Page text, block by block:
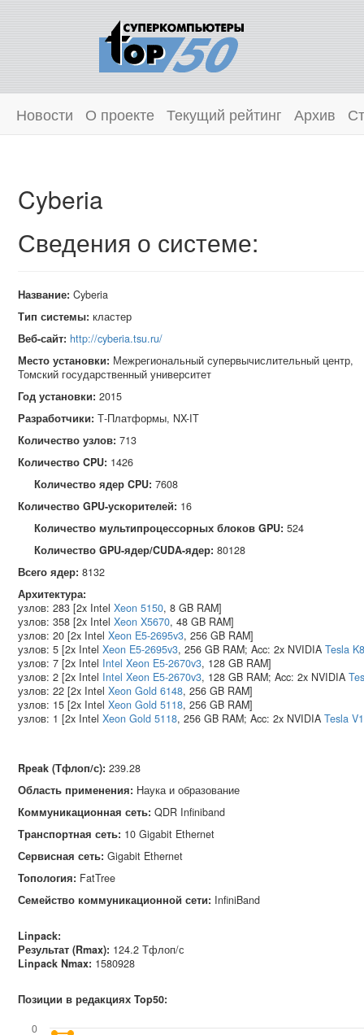
Новости О проекте Текущий рейтинг Архив
Cyberia
Сведения о системе:
Название: Cyberia
Тип системы: кластер
Веб-сайт: http://cyberia.tsu.ru/
Место установки: Межрегиональный супервычислительный центр,
Томский государственный университет
Год установки: 2015
Разработчики: Т‑Платформы, NX-IT
Количество узлов: 713
Количество CPU: 1426
Количество ядер CPU: 7608
Количество GPU-ускорителей: 16
Количество мультипроцессорных блоков GPU: 524
Количество GPU-ядер/CUDA-ядер: 80128
Всего ядер: 8132
Архитектура:
узлов: 283 [2x Intel Xeon 5150, 8 GB RAM]
узлов: 358 [2x Intel Xeon X5670, 48 GB RAM]
узлов: 20 [2x Intel Xeon E5-2695v3, 256 GB RAM]
узлов: 5 [2x Intel Xeon E5-2695v3, 256 GB RAM; Acc: 2x NVIDIA Tesla
узлов: 7 [2x Intel Intel Xeon E5-2670v3, 128 GB RAM]
узлов: 2 [2x Intel Intel Xeon E5-2670v3, 128 GB RAM; Acc: 2x NVIDIA
узлов: 22 [2x Intel Xeon Gold 6148, 256 GB RAM]
узлов: 15 [2x Intel Xeon Gold 5118, 256 GB RAM]
узлов: 1 [2x Intel Xeon Gold 5118, 256 GB RAM; Acc: 2x NVIDIA Tesla
Rpeak (Тфлоп/с): 239.28
Область применения: Наука и образование
Коммуникационная сеть: QDR Infiniband
Транспортная сеть: 10 Gigabit Ethernet
Сервисная сеть: Gigabit Ethernet
Топология: FatTree
Семейство коммуникационной сети: InfiniBand
Linpack:
Результат (Rmax): 124.2 Тфлоп/с
Linpack Nmax: 1580928
Позиции в редакциях Top50:
0